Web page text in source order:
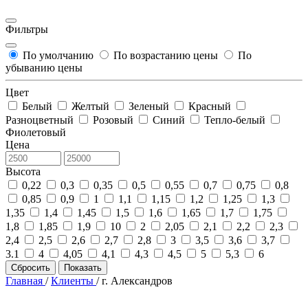
Фильтры
По умолчанию По возрастанию цены
По
убыванию цены
Цвет
Белый
Желтый Зеленый
Красный
Разноцветный
Розовый Синий
Тепло-белый
Фиолетовый
Цена
Высота
0,22
0,3 0,35 0,5 0,55 0,7 0,75
0,8
0,85
0,9 1 1,1 1,15 1,2 1,25
1,3
1,35
1,4 1,45 1,5 1,6 1,65 1,7
1,75
1,8
1,85 1,9 10 2 2,05 2,1 2,2
2,3
2,4
2,5 2,6 2,7 2,8 3 3,5 3,6
3,7
3.1
4 4,05 4,1 4,3 4,5 5 5,3 6
Сбросить Показать
Главная /Клиенты /г. Александров